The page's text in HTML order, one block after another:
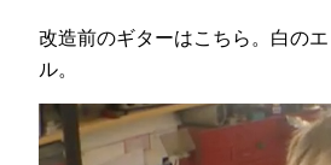
改造前のギターはこちら。白の
ル。